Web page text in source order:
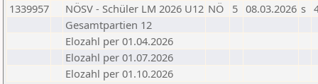
1339957
NÖSV - Schüler LM 2026 U12 NÖ 5 08.03.2026 s
Gesamtpartien 12
Elozahl per 01.04.2026
Elozahl per 01.07.2026
Elozahl per 01.10.2026